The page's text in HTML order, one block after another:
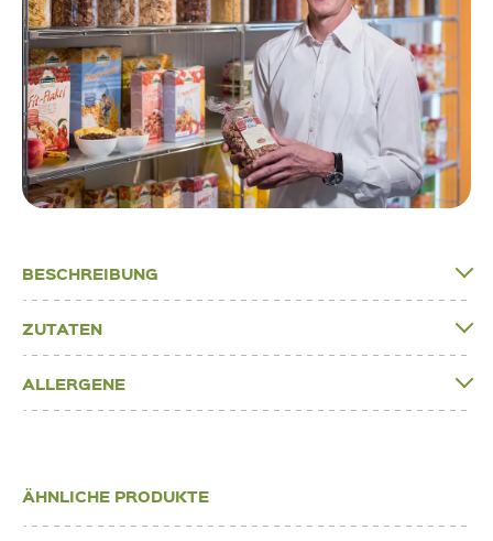
BESCHREIBUNG
ZUTATEN
ALLERGENE
ÄHNLICHE PRODUKTE